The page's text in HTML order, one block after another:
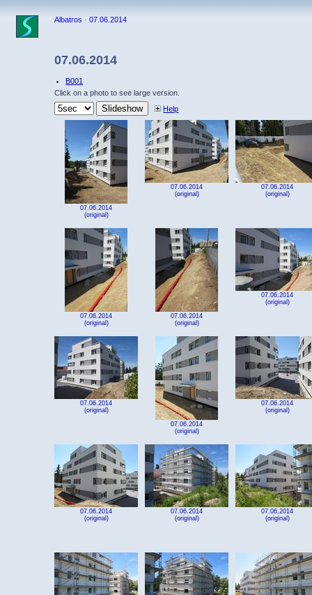
Albatros ·07.06.2014
07.06.2014
B001
Click on a photo to see large version.
Help
07.06.2014
(original)
07.06.2014
(original)
07.06.2014
(original)
07.06.2014
(original)
07.06.2014
(original)
07.06.2014
(original)
07.06.2014
(original)
07.06.2014
(original)
07.06.2014
(original)
07.06.2014
(original)
07.06.2014
(original)
07.06.2014
(original)